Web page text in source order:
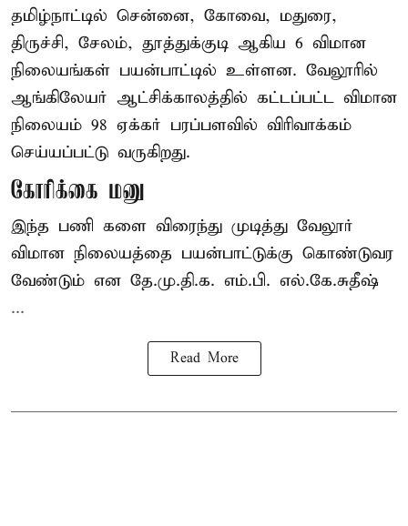
தமிழ்நாட்டில் சென்னை, கோவை, மதுரை,
திருச்சி, சேலம், தூத்துக்குடி ஆகிய 6 விமான
நிலையங்கள் பயன்பாட்டில் உள்ளன. வேலூரில்
ஆங்கிலேயர் ஆட்சிக்காலத்தில் கட்டப்பட்ட விமான
நிலையம் 98 ஏக்கர் பரப்பளவில் விரிவாக்கம்
செய்யப்பட்டு வருகிறது.
கோரிக்கை மனு
இந்த பணி களை விரைந்து முடித்து வேலூர்
விமான நிலையத்தை பயன்பாட்டுக்கு கொண்டுவர
வேண்டும் என தே.மு.தி.க. எம்.பி. எல்.கே.சுதீஷ்
...
Read More